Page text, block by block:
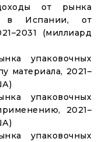
от рынка
в Испании, от
(миллиард
упаковочных
материала, 2021–
упаковочных
2021–
упаковочных